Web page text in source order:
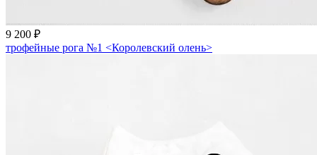
9 200 ₽
трофейные рога №1 <Королевский олень>